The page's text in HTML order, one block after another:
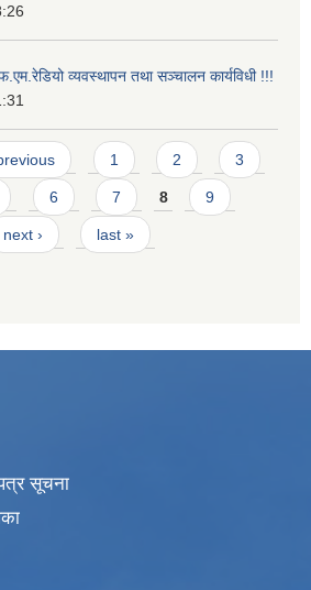
व्यवस्थापन तथा सञ्चालन कार्यविधी !!!
1 2 3
6 7 8 9
next › last »
सूचना